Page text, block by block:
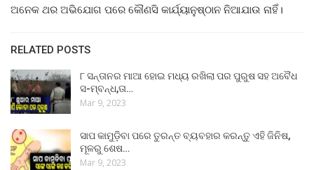
ଅନେକ ଥର ଅଭିଯୋଗ ପରେ କୌଣସି କାର୍ଯ୍ୟାନୁଷ୍ଠାନ ନିଆଯାଉ ନାହିଁ।
RELATED POSTS
୮ ସନ୍ତାନର ମାଆ ହୋଇ ମଧ୍ୟ ରଖିଲା ପର ପୁରୁଷ ସହ ଅବୈଧ
ସ-ମ୍ବନ୍ଧ,ତା…
Mar 9, 2023
ସାପ କାମୁଡ଼ିବା ପରେ ତୁରନ୍ତ ବ୍ୟବହାର କରନ୍ତୁ ଏହି ଜିନିଷ,
ମୂଳରୁ ଶେଷ…
Mar 9, 2023